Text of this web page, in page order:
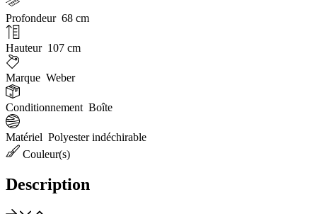
Profondeur 68 cm
Hauteur 107 cm
Marque Weber
Conditionnement Boîte
Matériel Polyester indéchirable
Couleur(s)
Description